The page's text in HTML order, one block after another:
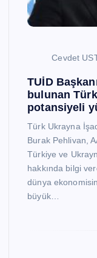
Cevdet
TUİD
bulunan
potansiyeli
Türk Ukrayna
Burak Pehlivan,
Türkiye ve
hakkında bilgi
dünya
büyük…